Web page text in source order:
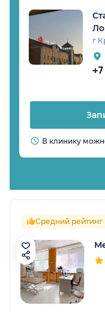
г
В клинику
Средний рейтинг